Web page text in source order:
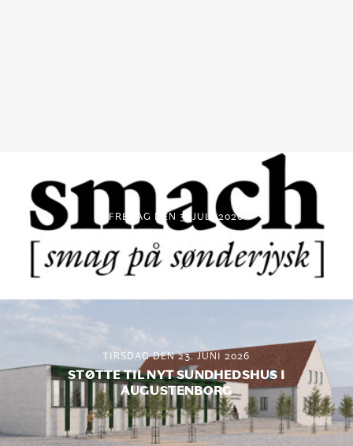
FREDAG DEN 3. JULI 2026
SMACH – NY GASTRONOMISK FESTIVAL
TIRSDAG DEN 23. JUNI 2026
STØTTE TIL NYT SUNDHEDSHUS I
AUGUSTENBORG